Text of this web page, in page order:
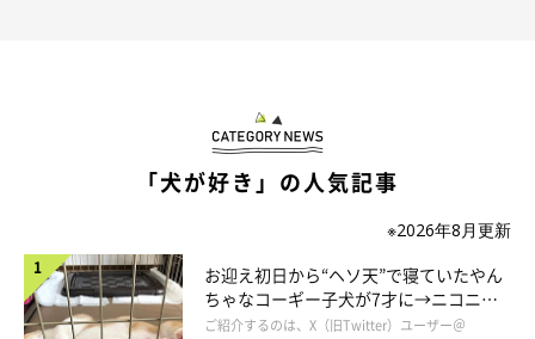
「犬が好き」の人気記事
※2026年8月更新
お迎え初日から“ヘソ天”で寝ていたやん
ちゃなコーギー子犬が7才に→ニコニ
コ“コーギースマイル”が魅力のコに成
ご紹介するのは、X（旧Twitter）ユーザー＠